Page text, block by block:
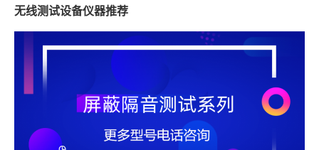
无线测试设备仪器推荐